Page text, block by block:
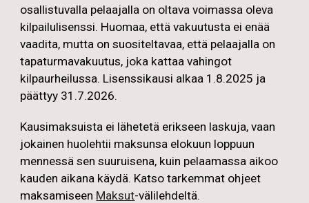
osallistuvalla pelaajalla on oltava voimassa oleva
kilpailulisenssi. Huomaa, että vakuutusta ei enää
vaadita, mutta on suositeltavaa, että pelaajalla on
tapaturmavakuutus, joka kattaa vahingot
kilpaurheilussa. Lisenssikausi alkaa 1.8.2025 ja
päättyy 31.7.2026.
Kausimaksuista ei lähetetä erikseen laskuja, vaan
jokainen huolehtii maksunsa elokuun loppuun
mennessä sen suuruisena, kuin pelaamassa aikoo
kauden aikana käydä. Katso tarkemmat ohjeet
maksamiseen Maksut-välilehdeltä.